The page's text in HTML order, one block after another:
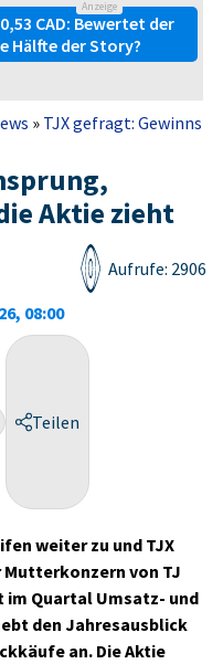
Anzeige
CAD: Bewertet der
Hälfte der Story?
» TJX gefragt:
Aktie zieht
08:00
Aufrufe: 2906
Teilen
weiter zu und TJX
von TJ
im Quartal Umsatz- und
den Jahresausblick
an. Die Aktie